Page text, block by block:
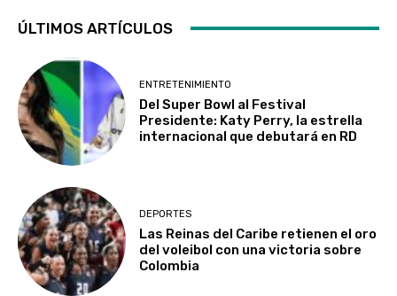
ÚLTIMOS ARTÍCULOS
ENTRETENIMIENTO
Del Super Bowl al Festival
Presidente: Katy Perry, la estrella
internacional que debutará en RD
DEPORTES
Las Reinas del Caribe retienen el oro
del voleibol con una victoria sobre
Colombia